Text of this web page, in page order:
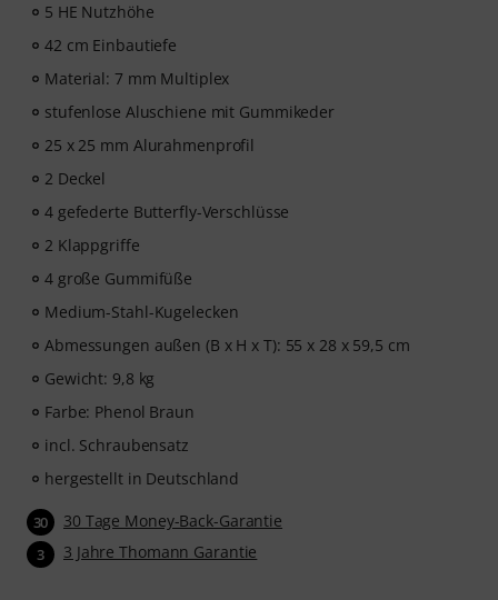
5 HE Nutzhöhe
42 cm Einbautiefe
Material: 7 mm Multiplex
stufenlose Aluschiene mit Gummikeder
25 x 25 mm Alurahmenprofil
2 Deckel
4 gefederte Butterfly-Verschlüsse
2 Klappgriffe
4 große Gummifüße
Medium-Stahl-Kugelecken
Abmessungen außen (B x H x T): 55 x 28 x 59,5 cm
Gewicht: 9,8 kg
Farbe: Phenol Braun
incl. Schraubensatz
hergestellt in Deutschland
30 30 Tage Money-Back-Garantie
3 3 Jahre Thomann Garantie